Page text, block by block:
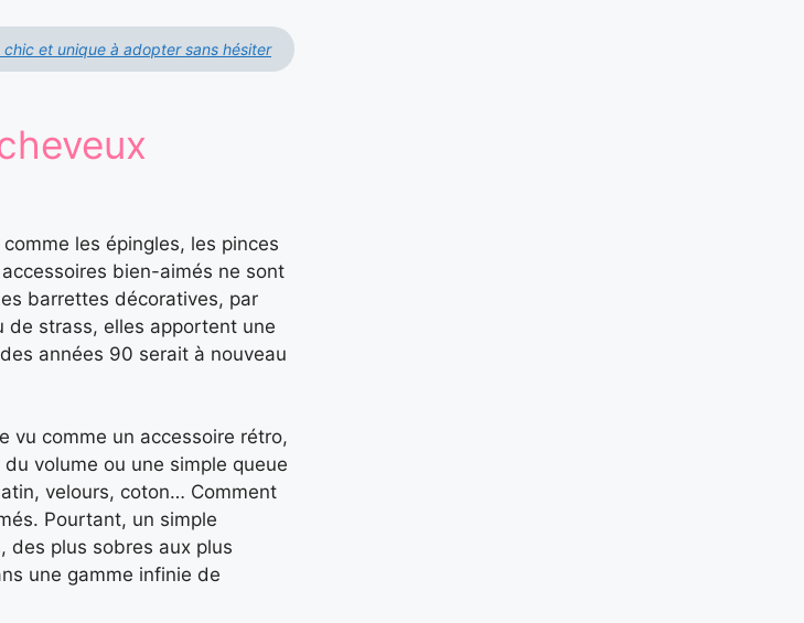
et unique à adopter sans hésiter
les épingles, les pinces
bien-aimés ne sont
barrettes décoratives, par
de strass, elles apportent une
années 90 serait à nouveau
vu comme un accessoire rétro,
volume ou une simple queue
velours, coton… Comment
Pourtant, un simple
des plus sobres aux plus
une gamme infinie de